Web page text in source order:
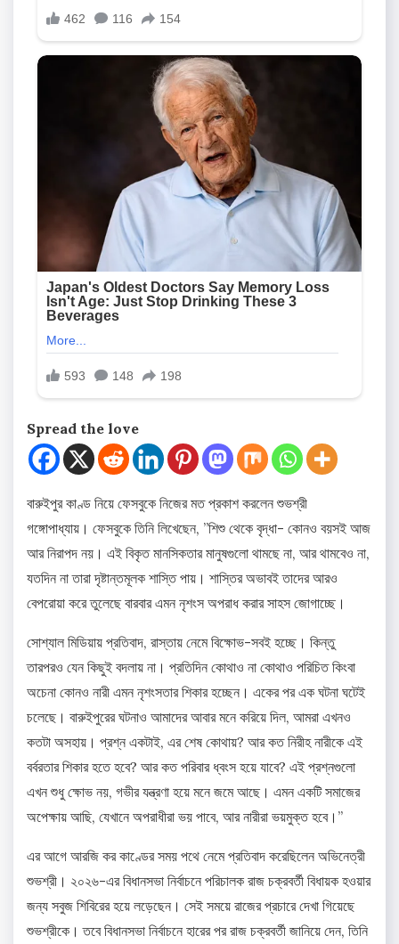
Spread the love
বারুইপুর কাণ্ড নিয়ে ফেসবুকে নিজের মত প্রকাশ করলেন শুভশ্রী
গঙ্গোপাধ্যায়। ফেসবুকে তিনি লিখেছেন, ”শিশু থেকে বৃদ্ধা- কোনও বয়সই আজ
আর নিরাপদ নয়। এই বিকৃত মানসিকতার মানুষগুলো থামছে না, আর থামবেও না,
যতদিন না তারা দৃষ্টান্তমূলক শাস্তি পায়। শাস্তির অভাবই তাদের আরও
বেপরোয়া করে তুলেছে বারবার এমন নৃশংস অপরাধ করার সাহস জোগাচ্ছে।
সোশ্যাল মিডিয়ায় প্রতিবাদ, রাস্তায় নেমে বিক্ষোভ-সবই হচ্ছে। কিন্তু
তারপরও যেন কিছুই বদলায় না। প্রতিদিন কোথাও না কোথাও পরিচিত কিংবা
অচেনা কোনও নারী এমন নৃশংসতার শিকার হচ্ছেন। একের পর এক ঘটনা ঘটেই
চলেছে। বারুইপুরের ঘটনাও আমাদের আবার মনে করিয়ে দিল, আমরা এখনও
কতটা অসহায়। প্রশ্ন একটাই, এর শেষ কোথায়? আর কত নিরীহ নারীকে এই
বর্বরতার শিকার হতে হবে? আর কত পরিবার ধ্বংস হয়ে যাবে? এই প্রশ্নগুলো
এখন শুধু ক্ষোভ নয়, গভীর যন্ত্রণা হয়ে মনে জমে আছে। এমন একটি সমাজের
অপেক্ষায় আছি, যেখানে অপরাধীরা ভয় পাবে, আর নারীরা ভয়মুক্ত হবে।”
এর আগে আরজি কর কাণ্ডের সময় পথে নেমে প্রতিবাদ করেছিলেন অভিনেত্রী
শুভশ্রী। ২০২৬-এর বিধানসভা নির্বাচনে পরিচালক রাজ চক্রবর্তী বিধায়ক হওয়ার
জন্য সবুজ শিবিরের হয়ে লড়েছেন। সেই সময়ে রাজের প্রচারে দেখা গিয়েছে
শুভশ্রীকে। তবে বিধানসভা নির্বাচনে হারের পর রাজ চক্রবর্তী জানিয়ে দেন, তিনি